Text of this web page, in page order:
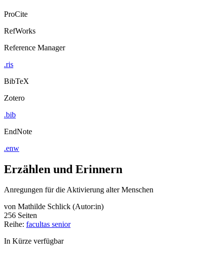
ProCite
RefWorks
Reference Manager
.ris
BibTeX
Zotero
.bib
EndNote
.enw
Erzählen und Erinnern
Anregungen für die Aktivierung alter Menschen
von Mathilde Schlick (Autor:in)
256 Seiten
Reihe: facultas senior
In Kürze verfügbar